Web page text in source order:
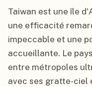
Taiwan est une île
une efficacité
impeccable et une
accueillante. Le
entre métropoles
avec ses gratte-ciel